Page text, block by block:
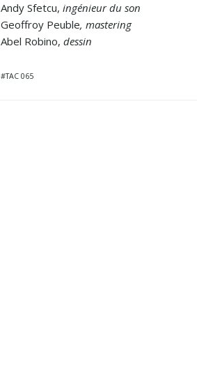
Andy Sfetcu, ingénieur du son
Geoffroy Peuble, mastering
Abel Robino, dessin
#TAC 065